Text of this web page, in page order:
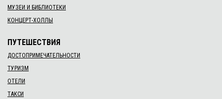
МУЗЕИ И БИБЛИОТЕКИ
КОНЦЕРТ-ХОЛЛЫ
ПУТЕШЕСТВИЯ
ДОСТОПРИМЕЧАТЕЛЬНОСТИ
ТУРИЗМ
ОТЕЛИ
ТАКСИ